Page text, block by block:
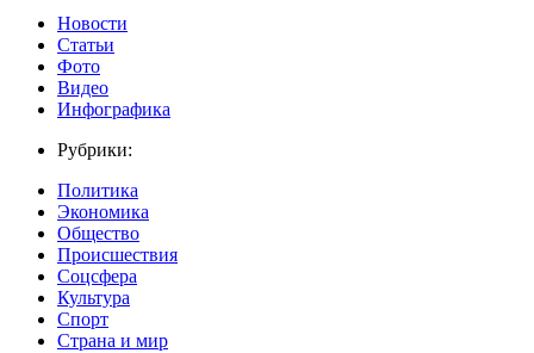
Новости
Статьи
Фото
Видео
Инфографика
Рубрики:
Политика
Экономика
Общество
Происшествия
Соцсфера
Культура
Спорт
Страна и мир